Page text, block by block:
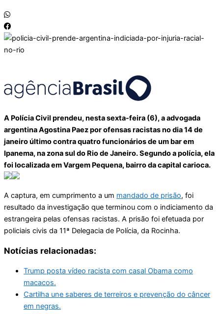
A Polícia Civil prendeu, nesta sexta-feira (6), a advogada
argentina Agostina Paez por ofensas racistas no dia 14 de
janeiro último contra quatro funcionários de um bar em
Ipanema, na zona sul do Rio de Janeiro. Segundo a polícia, ela
foi localizada em Vargem Pequena, bairro da capital carioca.
A captura, em cumprimento a um mandado de prisão, foi
resultado da investigação que terminou com o indiciamento da
estrangeira pelas ofensas racistas. A prisão foi efetuada por
policiais civis da 11ª Delegacia de Polícia, da Rocinha.
Notícias relacionadas:
Trump posta vídeo racista com casal Obama como
macacos.
Cartilha une saberes de terreiros e prevenção do câncer
em negras.